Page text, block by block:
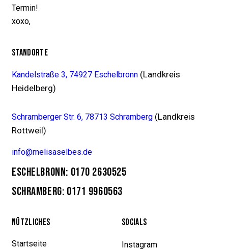
Termin!
xoxo,
STANDORTE
Kandelstraße 3, 74927 Eschelbronn (Landkreis
Heidelberg)
Schramberger Str. 6, 78713 Schramberg (Landkreis
Rottweil)
info@melisaselbes.de
ESCHELBRONN: 0170 2630525
SCHRAMBERG: 0171 9960563
NÜTZLICHES
Startseite
SOCIALS
Instagram